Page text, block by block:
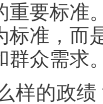
重要标准
标准，而
群众需求
样的政